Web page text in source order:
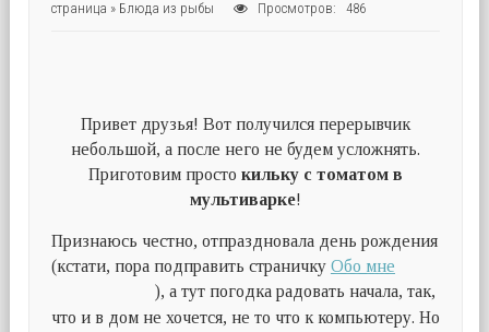
страница » Блюда из рыбы Просмотров: 486
Привет друзья! Вот получился перерывчик
небольшой, а после него не будем усложнять.
Приготовим просто кильку с томатом в
мультиварке!
Признаюсь честно, отпраздновала день рождения
(кстати, пора подправить страничку Обо мне
), а тут погодка радовать начала, так,
что и в дом не хочется, не то что к компьютеру. Но